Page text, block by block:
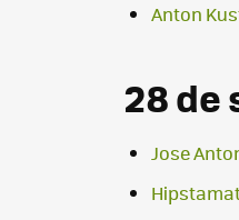
Anton
28 de
Jose